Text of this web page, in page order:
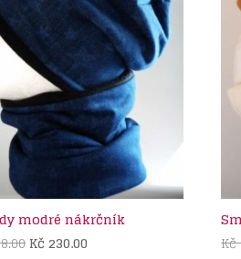
modré nákrčník
Původní
Kč 230.00
Kč